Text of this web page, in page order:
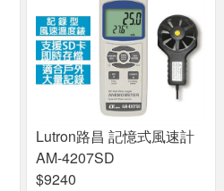
Lutron路昌 記憶式風速計
AM-4207SD
$9240